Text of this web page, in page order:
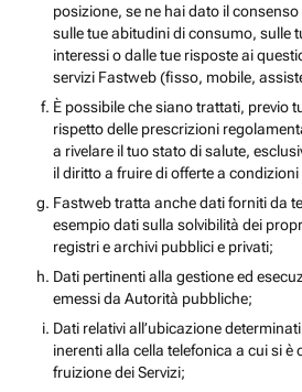
posizione, se ne hai dato il
sulle tue abitudini di consumo, sulle
interessi o dalle tue risposte ai
servizi Fastweb (fisso, mobile,
È possibile che siano trattati, previo
rispetto delle prescrizioni
a rivelare il tuo stato di salute,
il diritto a fruire di offerte a condizioni
Fastweb tratta anche dati forniti da
esempio dati sulla solvibilità dei
registri e archivi pubblici e privati;
Dati pertinenti alla gestione ed
emessi da Autorità pubbliche;
Dati relativi all’ubicazione
inerenti alla cella telefonica a cui si è
fruizione dei Servizi;